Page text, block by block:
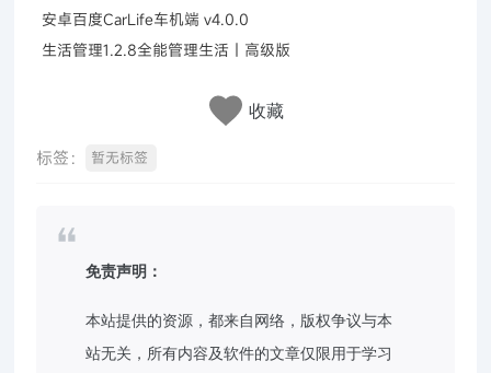
安卓百度CarLife车机端 v4.0.0
生活管理1.2.8全能管理生活｜高级版
收藏
标签： 暂无标签
免责声明：
本站提供的资源，都来自网络，版权争议与本
站无关，所有内容及软件的文章仅限用于学习